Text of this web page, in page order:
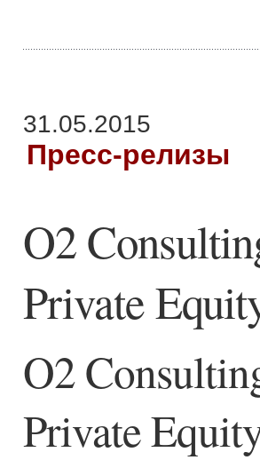
31.05.2015
Пресс-релизы
O2
Private
O2
Private